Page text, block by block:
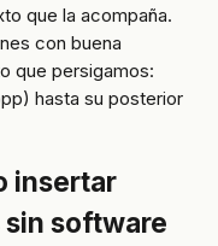
que la acompaña.
con buena
que persigamos:
hasta su posterior
insertar
sin software